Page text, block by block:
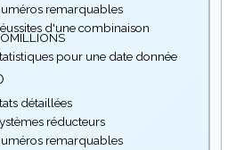
remarquables
d'une combinaison
pour une date donnée
détaillées
réducteurs
remarquables